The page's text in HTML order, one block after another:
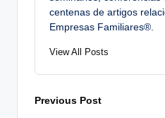
centenas de artigos
Empresas Familiares®.
View All Posts
Post
Previous Post